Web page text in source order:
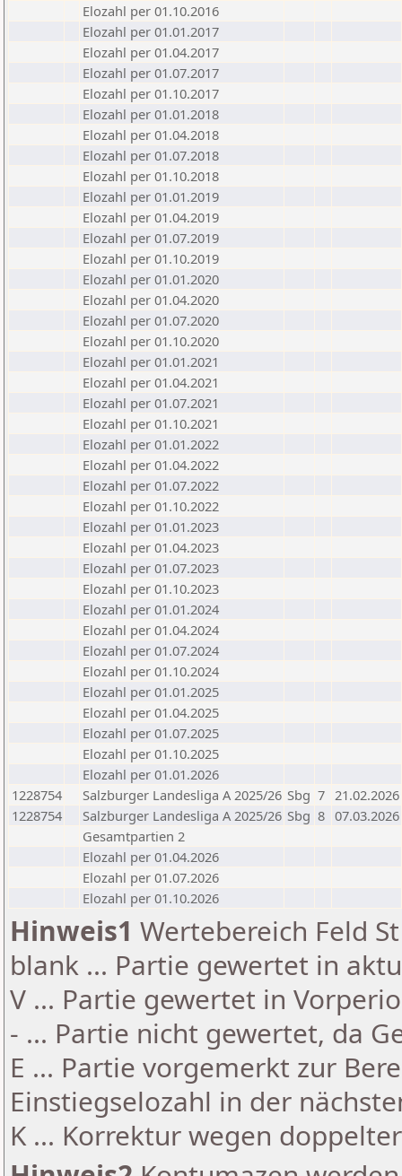
Elozahl per 01.10.2016
Elozahl per 01.01.2017
Elozahl per 01.04.2017
Elozahl per 01.07.2017
Elozahl per 01.10.2017
Elozahl per 01.01.2018
Elozahl per 01.04.2018
Elozahl per 01.07.2018
Elozahl per 01.10.2018
Elozahl per 01.01.2019
Elozahl per 01.04.2019
Elozahl per 01.07.2019
Elozahl per 01.10.2019
Elozahl per 01.01.2020
Elozahl per 01.04.2020
Elozahl per 01.07.2020
Elozahl per 01.10.2020
Elozahl per 01.01.2021
Elozahl per 01.04.2021
Elozahl per 01.07.2021
Elozahl per 01.10.2021
Elozahl per 01.01.2022
Elozahl per 01.04.2022
Elozahl per 01.07.2022
Elozahl per 01.10.2022
Elozahl per 01.01.2023
Elozahl per 01.04.2023
Elozahl per 01.07.2023
Elozahl per 01.10.2023
Elozahl per 01.01.2024
Elozahl per 01.04.2024
Elozahl per 01.07.2024
Elozahl per 01.10.2024
Elozahl per 01.01.2025
Elozahl per 01.04.2025
Elozahl per 01.07.2025
Elozahl per 01.10.2025
Elozahl per 01.01.2026
1228754
Salzburger Landesliga A 2025/26 Sbg 7 21.02.2026
1228754
Salzburger Landesliga A 2025/26 Sbg 8 07.03.2026
Gesamtpartien 2
Elozahl per 01.04.2026
Elozahl per 01.07.2026
Elozahl per 01.10.2026
Hinweis1 Wertebereich Feld
blank ... Partie gewertet in
V ... Partie gewertet in
- ... Partie nicht gewertet, da
E ... Partie vorgemerkt zur
Einstiegselozahl in der
K ... Korrektur wegen